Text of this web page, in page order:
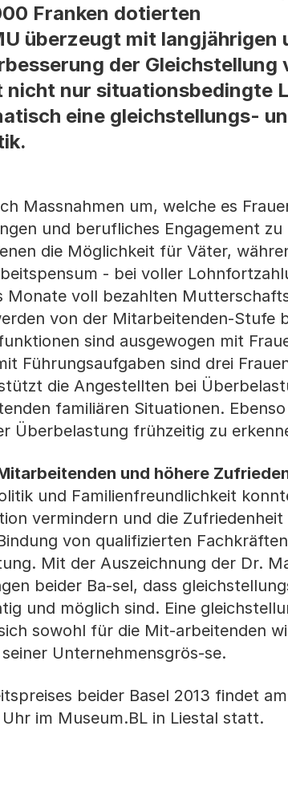
Franken dotierten
überzeugt mit langjährigen
der Gleichstellung
nicht nur situationsbedingte
eine gleichstellungs-
Massnahmen um, welche es
und berufliches Engagement zu
die Möglichkeit für Väter,
- bei voller
Monate voll bezahlten
von der Mitarbeitenden-Stufe
sind ausgewogen mit
Führungsaufgaben sind drei
die Angestellten bei
familiären Situationen.
Überbelastung frühzeitig zu
und höhere
und Familienfreundlichkeit
vermindern und die Zufriedenheit
von qualifizierten
Mit der Auszeichnung der Dr.
beider Ba-sel, dass
und möglich sind. Eine
sowohl für die Mit-arbeitenden
Unternehmensgrös-se.
beider Basel 2013 findet am
im Museum.BL in Liestal statt.